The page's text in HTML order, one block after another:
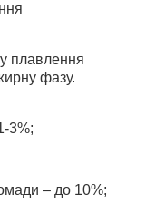
плавлення
фазу.
3%;
– до 10%;